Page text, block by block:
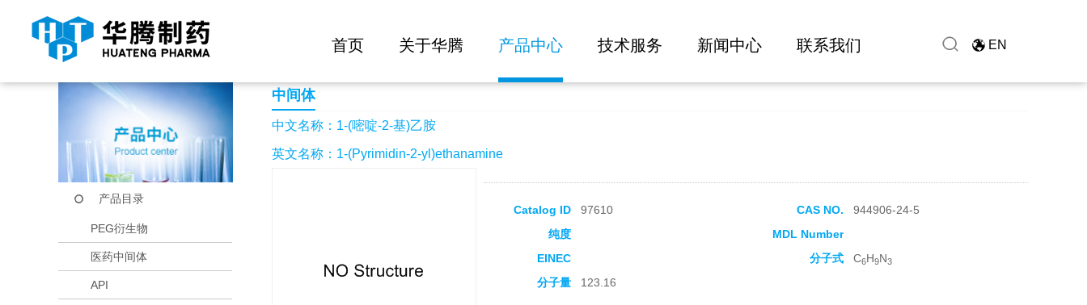
首页 关于华腾 产品中心 技术服务 新闻中心 联系我们 EN
当前位置： 首页 产品中心 1-(嘧啶-2-基)乙胺
产品目录
PEG衍生物
医药中间体
API
中间体
中文名称：1-(嘧啶-2-基)乙胺
英文名称：1-(Pyrimidin-2-yl)ethanamine
Catalog ID 97610 CAS NO.
944906-24-5
纯度
MDL Number
EINEC
分子式 C6H9N3
分子量 123.16